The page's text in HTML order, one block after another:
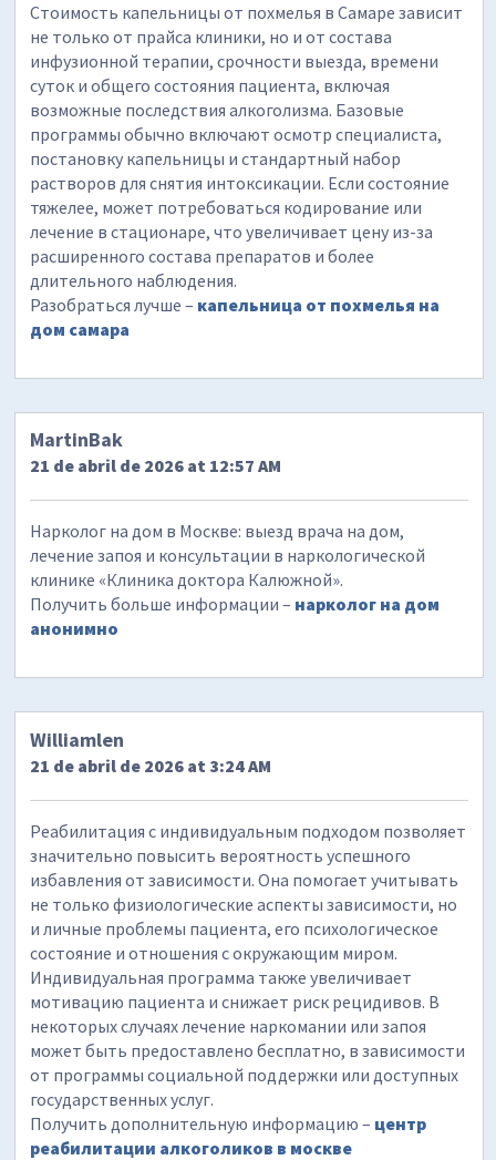
Стоимость капельницы от похмелья в Самаре зависит
не только от прайса клиники, но и от состава
инфузионной терапии, срочности выезда, времени
суток и общего состояния пациента, включая
возможные последствия алкоголизма. Базовые
программы обычно включают осмотр специалиста,
постановку капельницы и стандартный набор
растворов для снятия интоксикации. Если состояние
тяжелее, может потребоваться кодирование или
лечение в стационаре, что увеличивает цену из-за
расширенного состава препаратов и более
длительного наблюдения.
Разобраться лучше – капельница от похмелья на
дом самара
MartinBak
21 de abril de 2026 at 12:57 AM
Нарколог на дом в Москве: выезд врача на дом,
лечение запоя и консультации в наркологической
клинике «Клиника доктора Калюжной».
Получить больше информации – нарколог на дом
анонимно
Williamlen
21 de abril de 2026 at 3:24 AM
Реабилитация с индивидуальным подходом позволяет
значительно повысить вероятность успешного
избавления от зависимости. Она помогает учитывать
не только физиологические аспекты зависимости, но
и личные проблемы пациента, его психологическое
состояние и отношения с окружающим миром.
Индивидуальная программа также увеличивает
мотивацию пациента и снижает риск рецидивов. В
некоторых случаях лечение наркомании или запоя
может быть предоставлено бесплатно, в зависимости
от программы социальной поддержки или доступных
государственных услуг.
Получить дополнительную информацию – центр
реабилитации алкоголиков в москве